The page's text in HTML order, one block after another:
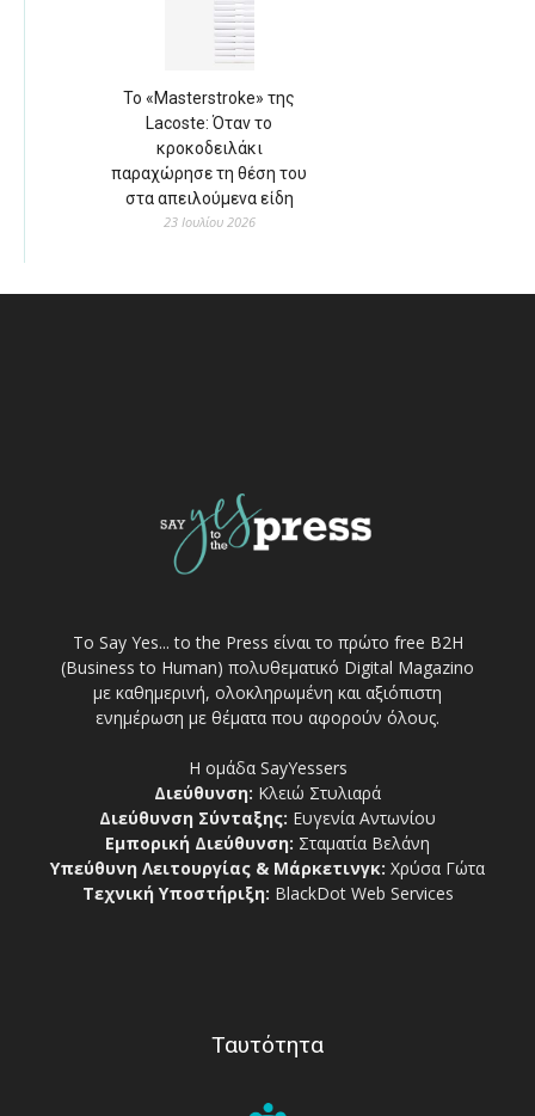
Το «Masterstroke» της
Lacoste: Όταν το
κροκοδειλάκι
παραχώρησε τη θέση του
στα απειλούμενα είδη
23 Ιουλίου 2026
Το Say Yes... to the Press είναι το πρώτο free Β2Η
(Business to Human) πολυθεματικό Digital Magazino
με καθημερινή, ολοκληρωμένη και αξιόπιστη
ενημέρωση με θέματα που αφορούν όλους.
Η ομάδα SayYessers
Διεύθυνση: Κλειώ Στυλιαρά
Διεύθυνση Σύνταξης: Ευγενία Αντωνίου
Εμπορική Διεύθυνση: Σταματία Βελάνη
Υπεύθυνη Λειτουργίας & Μάρκετινγκ: Χρύσα Γώτα
Τεχνική Υποστήριξη: BlackDot Web Services
Ταυτότητα